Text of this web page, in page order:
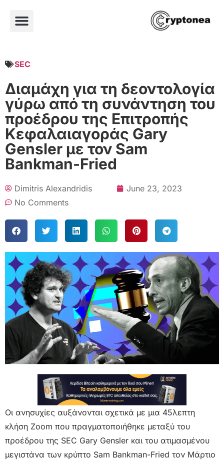
SEC
Διαμάχη για τη δεοντολογία
γύρω από τη συνάντηση του
προέδρου της Επιτροπής
Κεφαλαιαγοράς Gary
Gensler με τον Sam
Bankman-Fried
Dimitris Alexandridis
June 23, 2023
No Comments
Οι ανησυχίες αυξάνονται σχετικά με μια 45λεπτη
κλήση Zoom που πραγματοποιήθηκε μεταξύ του
προέδρου της SEC Gary Gensler και του ατιμασμένου
μεγιστάνα των κρύπτο Sam Bankman-Fried τον Μάρτιο